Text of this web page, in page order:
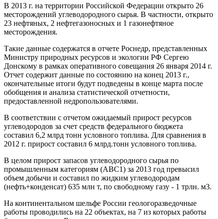
В 2013 г. на территории Российской Федерации открыто 26
месторождений углеводородного сырья. В частности, открыто
23 нефтяных, 2 нефтегазоносных и 1 газонефтяное
месторождения.
Такие данные содержатся в отчете Роснедр, представленных
Министру природных ресурсов и экологии РФ Сергею
Донскому в рамках оперативного совещания 26 января 2014 г.
Отчет содержит данные по состоянию на конец 2013 г.,
окончательные итоги будут подведены в конце марта после
обобщения и анализа статистической отчетности,
предоставленной недропользователями.
В соответствии с отчетом ожидаемый прирост ресурсов
углеводородов за счет средств федерального бюджета
составил 6,2 млрд тонн условного топлива. Для сравнения в
2012 г. прирост составил 6 млрд.тонн условного топлива.
В целом прирост запасов углеводородного сырья по
промышленным категориям (АВС1) за 2013 год превысил
объем добычи и составил по жидким углеводородам
(нефть+конденсат) 635 млн т, по свободному газу - 1 трлн. м3.
На континентальном шельфе России геологоразведочные
работы проводились на 22 объектах, на 7 из которых работы